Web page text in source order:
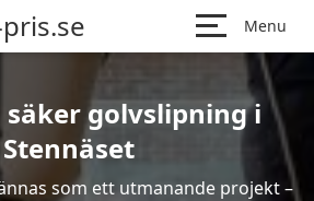
Menu
säker golvslipning i
Stennäset
som ett utmanande projekt –